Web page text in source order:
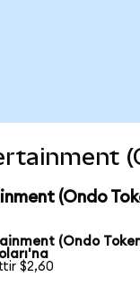
(Ondo
(Ondo
$2,60